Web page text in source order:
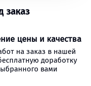
заказ
цены и качества
на заказ в нашей
доработку
вами